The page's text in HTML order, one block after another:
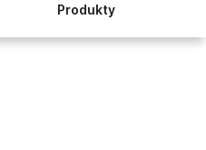
Produkty